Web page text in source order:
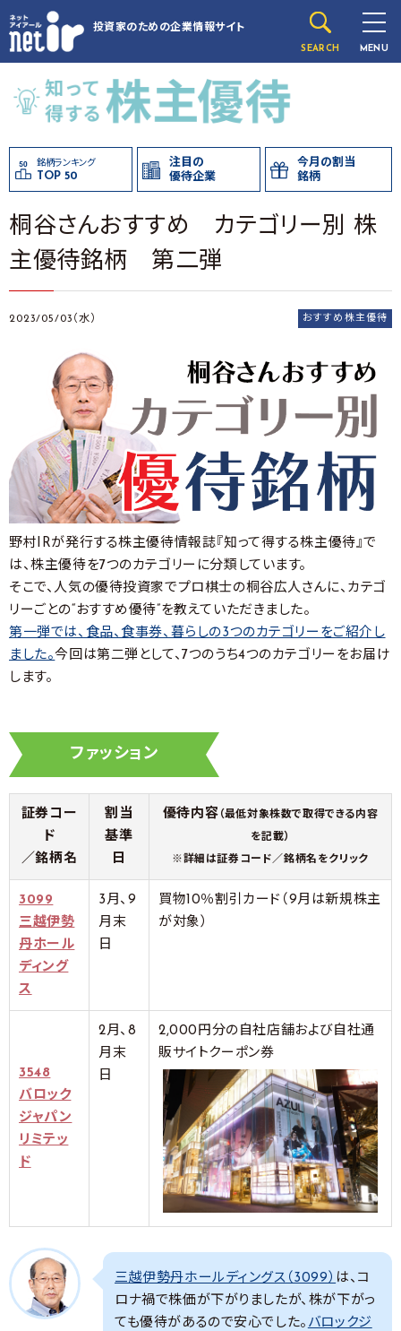
投資家のための企業情報サイト
SEARCH MENU
銘柄ランキング
TOP 50
注目の
優待企業
今月の割当
銘柄
桐谷さんおすすめ カテゴリー別 株
主優待銘柄 第二弾
2023/05/03（水） おすすめ株主優待
野村IRが発行する株主優待情報誌『知って得する株主優待』で
は、株主優待を7つのカテゴリーに分類しています。
そこで、人気の優待投資家でプロ棋士の桐谷広人さんに、カテゴ
リーごとの“おすすめ優待”を教えていただきました。
第一弾では、食品、食事券、暮らしの3つのカテゴリーをご紹介し
ました。今回は第二弾として、7つのうち4つのカテゴリーをお届け
します。
ファッション
証券コー
ド
／銘柄名
割当
基準
日
優待内容 （最低対象株数で取得できる内容
を記載）
※詳細は証券コード／銘柄名をクリック
3099
三越伊勢
丹ホール
ディング
ス
3月、9
月末
日
買物10％割引カード（9月は新規株主
が対象）
3548
バロック
ジャパン
リミテッ
ド
2月、8
月末
日
2,000円分の自社店舗および自社通
販サイトクーポン券
三越伊勢丹ホールディングス（3099） は、コ
ロナ禍で株価が下がりましたが、株が下がっ
ても優待があるので安心でした。 バロックジ